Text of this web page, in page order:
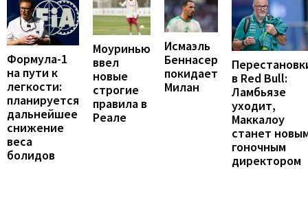
Формула-1
на пути к
легкости:
планируется
дальнейшее
снижение
веса
болидов
Моуринью
ввел
новые
строгие
правила в
Реале
Исмаэль
Беннасер
покидает
Милан
в Red Bull:
Ламбьязе
уходит,
Маккалоу
станет
гоночным
директором